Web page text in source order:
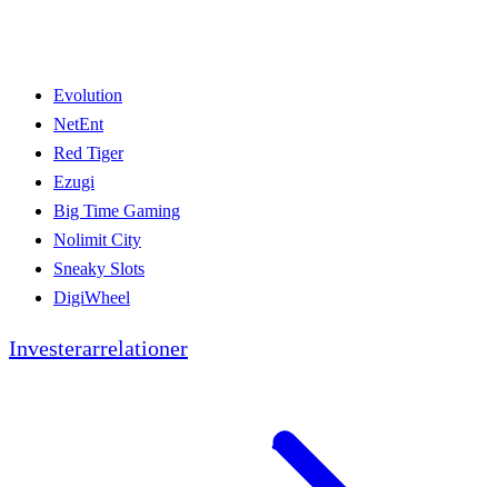
Evolution
NetEnt
Red Tiger
Ezugi
Big Time Gaming
Nolimit City
Sneaky Slots
DigiWheel
Investerarrelationer